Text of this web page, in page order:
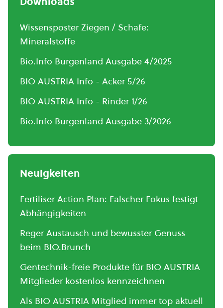
Wissensposter Ziegen / Schafe:
Mineralstoffe
Bio.Info Burgenland Ausgabe 4/2025
BIO AUSTRIA Info - Acker 5/26
BIO AUSTRIA Info - Rinder 1/26
Bio.Info Burgenland Ausgabe 3/2026
Neuigkeiten
Fertiliser Action Plan: Falscher Fokus festigt
Abhängigkeiten
Reger Austausch und bewusster Genuss
beim BIO.Brunch
Gentechnik-freie Produkte für BIO AUSTRIA
Mitglieder kostenlos kennzeichnen
Als BIO AUSTRIA Mitglied immer top aktuell